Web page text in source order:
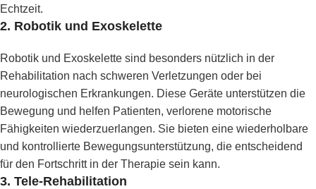
Echtzeit.
2. Robotik und Exoskelette
Robotik und Exoskelette sind besonders nützlich in der
Rehabilitation nach schweren Verletzungen oder bei
neurologischen Erkrankungen. Diese Geräte unterstützen die
Bewegung und helfen Patienten, verlorene motorische
Fähigkeiten wiederzuerlangen. Sie bieten eine wiederholbare
und kontrollierte Bewegungsunterstützung, die entscheidend
für den Fortschritt in der Therapie sein kann.
3. Tele-Rehabilitation